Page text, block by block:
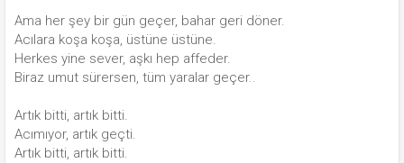
Ama her şey bir gün geçer, bahar geri döner.
Acılara koşa koşa, üstüne üstüne.
Herkes yine sever, aşkı hep affeder.
Biraz umut sürersen, tüm yaralar geçer..
Artık bitti, artık bitti.
Acımıyor, artık geçti.
Artık bitti, artık bitti.